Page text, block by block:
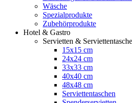
Wäsche
Spezialprodukte
Zubehörprodukte
Hotel & Gastro
Servietten &
15x15 cm
24x24 cm
33x33 cm
40x40 cm
48x48 cm
Serviettentaschen